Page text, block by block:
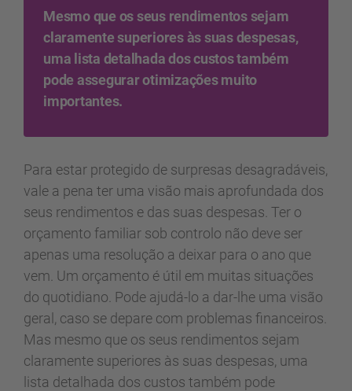
Mesmo que os seus rendimentos sejam
claramente superiores às suas despesas,
uma lista detalhada dos custos também
pode assegurar otimizações muito
importantes.
Para estar protegido de surpresas desagradáveis,
vale a pena ter uma visão mais aprofundada dos
seus rendimentos e das suas despesas. Ter o
orçamento familiar sob controlo não deve ser
apenas uma resolução a deixar para o ano que
vem. Um orçamento é útil em muitas situações
do quotidiano. Pode ajudá-lo a dar-lhe uma visão
geral, caso se depare com problemas financeiros.
Mas mesmo que os seus rendimentos sejam
claramente superiores às suas despesas, uma
lista detalhada dos custos também pode